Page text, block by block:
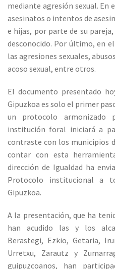
mediante agresión sexual. En
asesinatos o intentos de
e hijas, por parte de su
desconocido. Por último, en
las agresiones sexuales,
acoso sexual, entre otros.
El documento presentado
Gipuzkoa es solo el primer
un protocolo
institución foral iniciará a
contraste con los municipios
contar con esta
dirección de Igualdad ha
Protocolo institucional a
Gipuzkoa.
A la presentación, que ha
han acudido las y los
Berastegi, Ezkio, Getaria,
Urretxu, Zarautz y
guipuzcoanos, han